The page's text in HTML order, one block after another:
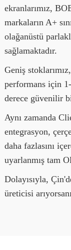
ekranlarımız,
markaların A+
olağanüstü
sağlamaktadır.
Geniş
performans için
derece güvenilir
Aynı zamanda
entegrasyon,
daha fazlasını
uyarlanmış tam
Dolayısıyla,
üreticisi